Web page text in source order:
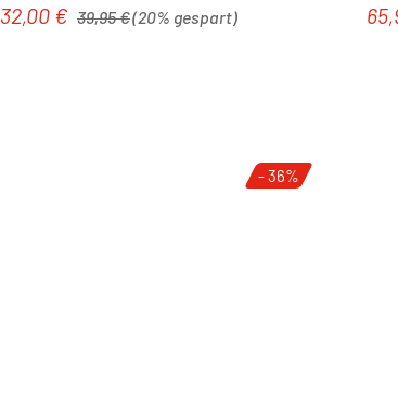
Verkaufspreis:
32,00 € 39,95 €(20% gespart)
- 36%